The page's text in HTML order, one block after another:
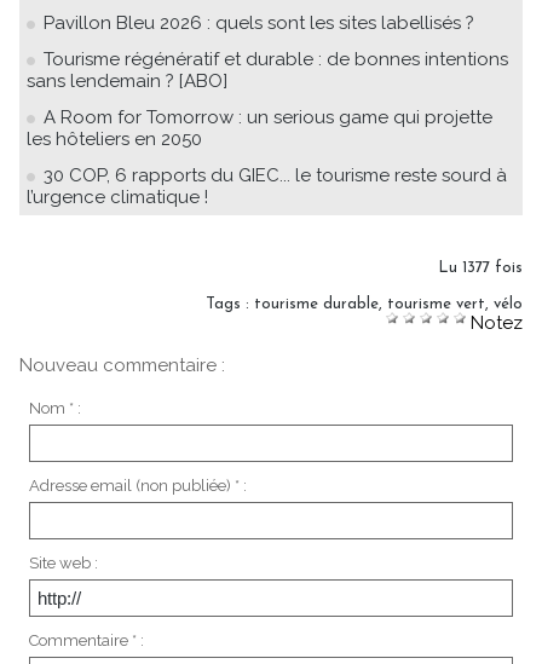
Pavillon Bleu 2026 : quels sont les sites labellisés ?
Tourisme régénératif et durable : de bonnes intentions
sans lendemain ? [ABO]
A Room for Tomorrow : un serious game qui projette
les hôteliers en 2050
30 COP, 6 rapports du GIEC... le tourisme reste sourd à
l’urgence climatique !
Lu 1377 fois
Tags : tourisme durable, tourisme vert, vélo
Notez
Nouveau commentaire :
Nom * :
Adresse email (non publiée) * :
Site web :
Commentaire * :